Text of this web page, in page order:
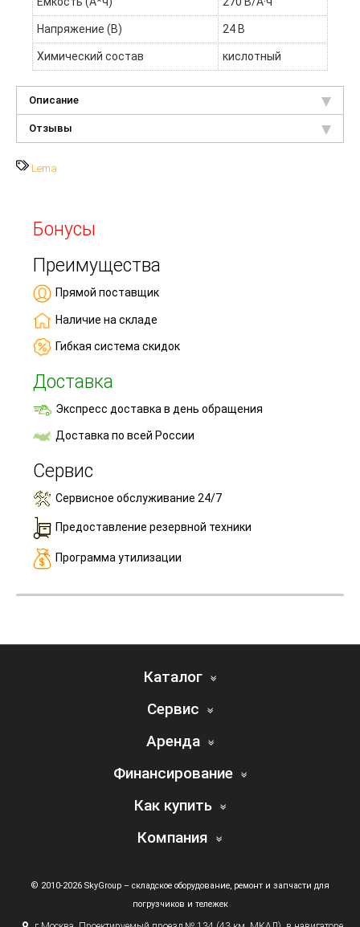
Напряжение (В) 24 В
Химический состав кислотный
Описание
Отзывы
Lema
Бонусы
Преимущества
Прямой поставщик
Наличие на складе
Гибкая система скидок
Доставка
Экспресс доставка в день обращения
Доставка по всей России
Сервис
Сервисное обслуживание 24/7
Предоставление резервной техники
Программа утилизации
Каталог
Сервис
Аренда
Финансирование
Как купить
Компания
© 2010-2026 SkyGroup – складское оборудование, ремонт и запчасти для
погрузчиков и тележек